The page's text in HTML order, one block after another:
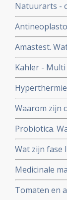
Natuurarts -
gebruikt?
Amastest.
Kahler -
Myeloma?
vormen van
Waarom zijn
Probiotica.
Wat zijn fase
Medicinale
het antwoord.
Tomaten en